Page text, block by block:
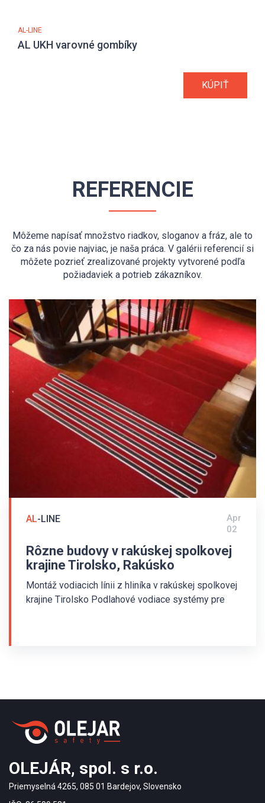
AL-LINE
AL UKH varovné gombíky
KÚPIŤ
REFERENCIE
Môžeme napísať množstvo riadkov, sloganov a fráz, ale to
čo za nás povie najviac, je naša práca. V galérii referencií si
môžete pozrieť zrealizované projekty vytvorené podľa
požiadaviek a potrieb zákazníkov.
AL-LINE
Apr
02
Rôzne budovy v rakúskej spolkovej
krajine Tirolsko, Rakúsko
Montáž vodiacich línii z hliníka v rakúskej spolkovej
krajine Tirolsko Podlahové vodiace systémy pre
Montáž bola prevedená pomocou tekutého lepidla.
priečne orientovaných vodiacich línií.
OLEJÁR, spol. s r.o.
Priemyselná 4265, 085 01 Bardejov, Slovensko